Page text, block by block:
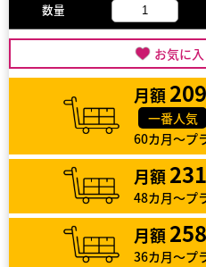
数量
お気に
月額
一番人気
60カ月～プ
月額
48カ月～プ
月額
36カ月～プ